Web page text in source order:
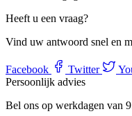
Heeft u een vraag?
Vind uw antwoord snel en
Facebook Twitter
Persoonlijk advies
Bel ons op werkdagen van